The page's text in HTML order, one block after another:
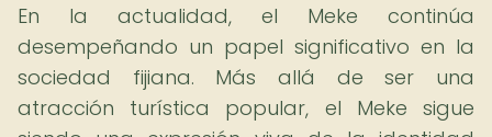
En la actualidad, el Meke continúa
desempeñando un papel significativo en la
sociedad fijiana. Más allá de ser una
atracción turística popular, el Meke sigue